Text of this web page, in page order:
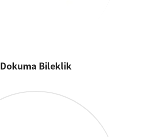
Dokuma Bileklik